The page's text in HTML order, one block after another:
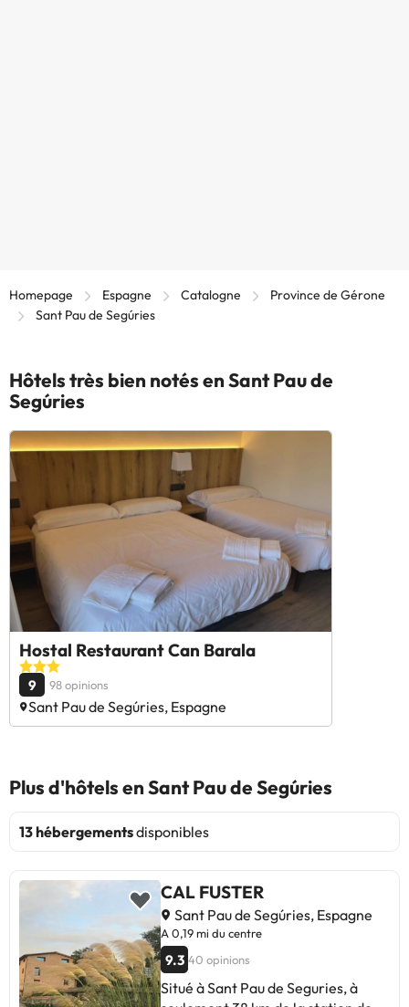
Homepage Espagne Catalogne
Province de Gérone
Sant Pau de Segúries
Hôtels très bien notés en Sant Pau de
Segúries
Hostal Restaurant Can Barala
9 98 opinions
Sant Pau de Segúries, Espagne
Plus d'hôtels en Sant Pau de Segúries
13 hébergementsdisponibles
CAL FUSTER
Sant Pau de Segúries, Espagne
A 0,19 mi du centre
9.3 40 opinions
Situé à Sant Pau de Seguries, à